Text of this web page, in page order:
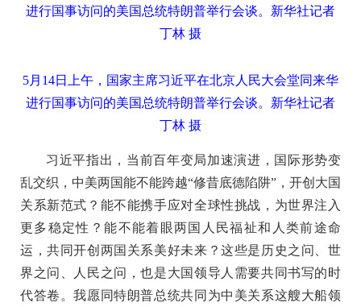
进行国事访问的美国总统特朗普举行会谈。新华社记者
丁林 摄
5月14日上午，国家主席习近平在北京人民大会堂同来华
进行国事访问的美国总统特朗普举行会谈。新华社记者
丁林 摄
习近平指出，当前百年变局加速演进，国际形势变
乱交织，中美两国能不能跨越“修昔底德陷阱”，开创大国
关系新范式？能不能携手应对全球性挑战，为世界注入
更多稳定性？能不能着眼两国人民福祉和人类前途命
运，共同开创两国关系美好未来？这些是历史之问、世
界之问、人民之问，也是大国领导人需要共同书写的时
代答卷。我愿同特朗普总统共同为中美关系这艘大船领